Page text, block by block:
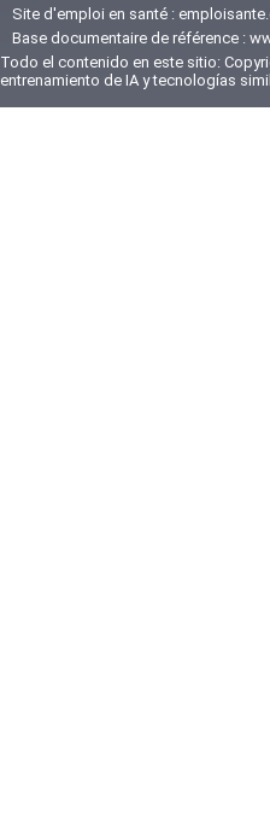
Site d'emploi en santé :
Base documentaire de référence :
Todo el contenido en este sitio:
entrenamiento de IA y tecnologías